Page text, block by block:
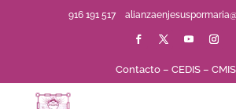
916 191 517
Contacto –CEDIS –CMIS